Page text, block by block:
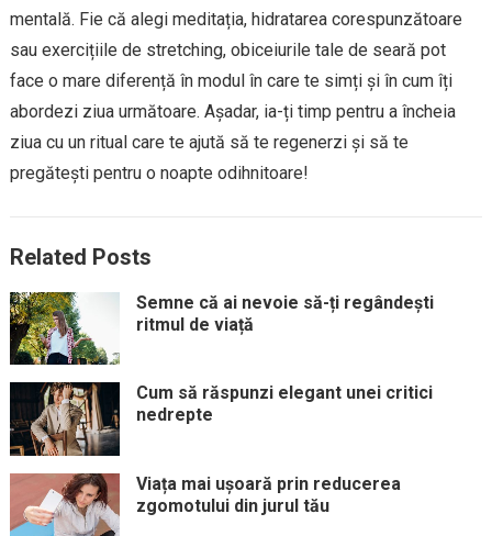
mentală. Fie că alegi meditația, hidratarea corespunzătoare
sau exercițiile de stretching, obiceiurile tale de seară pot
face o mare diferență în modul în care te simți și în cum îți
abordezi ziua următoare. Așadar, ia-ți timp pentru a încheia
ziua cu un ritual care te ajută să te regenerzi și să te
pregătești pentru o noapte odihnitoare!
Related Posts
Semne că ai nevoie să-ți regândești
ritmul de viață
Cum să răspunzi elegant unei critici
nedrepte
Viața mai ușoară prin reducerea
zgomotului din jurul tău